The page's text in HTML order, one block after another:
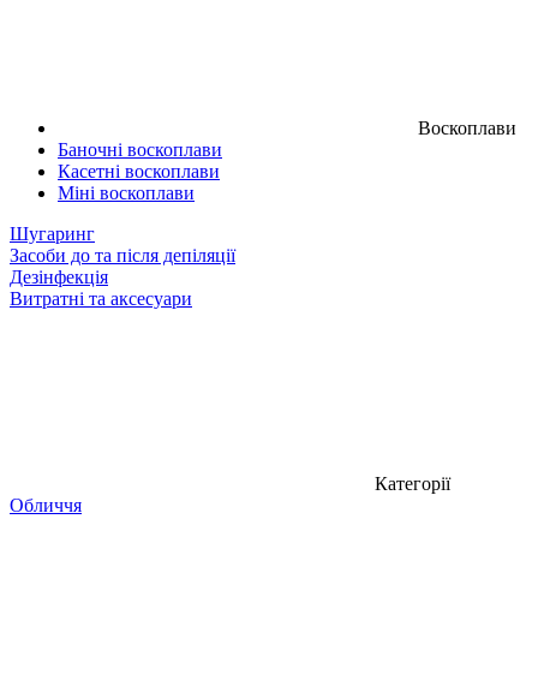
Воскоплави
Баночні воскоплави
Касетні воскоплави
Міні воскоплави
Шугаринг
Засоби до та після депіляції
Дезінфекція
Витратні та аксесуари
Категорії
Обличчя